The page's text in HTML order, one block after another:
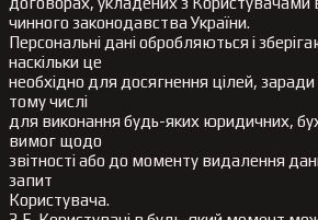
чинного законодавства України.
Персональні дані обробляються і
наскільки це
необхідно для досягнення цілей, заради
тому числі
для виконання будь-яких юридичних,
вимог щодо
звітності або до моменту видалення
запит
Користувача.